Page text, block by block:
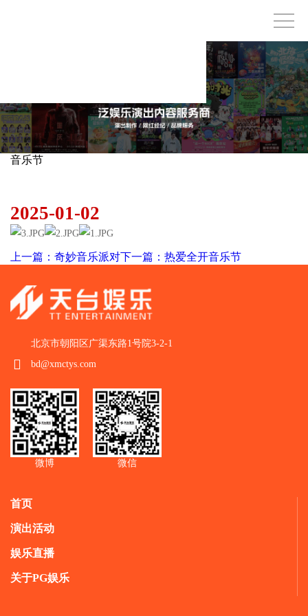
音乐节
2025-01-02
上一篇：奇妙音乐派对下一篇：热爱全开音乐节
北京市朝阳区广渠东路1号院3-2-1
bd@xmctys.com
微博 微信
首页
演出活动
娱乐直播
关于PG娱乐